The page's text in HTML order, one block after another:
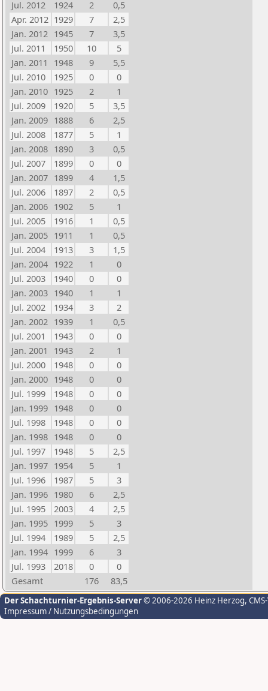
Jul. 2012
1924 2
0,5
Apr. 2012 1929 7
2,5
Jan. 2012 1945 7
3,5
Jul. 2011
1950 10
5
Jan. 2011
1948 9
5,5
Jul. 2010
1925 0
0
Jan. 2010 1925 2
1
Jul. 2009
1920 5
3,5
Jan. 2009 1888 6
2,5
Jul. 2008
1877 5
1
Jan. 2008 1890 3
0,5
Jul. 2007
1899 0
0
Jan. 2007 1899 4
1,5
Jul. 2006
1897 2
0,5
Jan. 2006 1902 5
1
Jul. 2005
1916 1
0,5
Jan. 2005 1911 1
0,5
Jul. 2004
1913 3
1,5
Jan. 2004 1922 1
0
Jul. 2003
1940 0
0
Jan. 2003 1940 1
1
Jul. 2002
1934 3
2
Jan. 2002 1939 1
0,5
Jul. 2001
1943 0
0
Jan. 2001
1943 2
1
Jul. 2000
1948 0
0
Jan. 2000 1948 0
0
Jul. 1999
1948 0
0
Jan. 1999 1948 0
0
Jul. 1998
1948 0
0
Jan. 1998 1948 0
0
Jul. 1997
1948 5
2,5
Jan. 1997 1954 5
1
Jul. 1996
1987 5
3
Jan. 1996 1980 6
2,5
Jul. 1995
2003 4
2,5
Jan. 1995 1999 5
3
Jul. 1994
1989 5
2,5
Jan. 1994 1999 6
3
Jul. 1993
2018 0
0
Gesamt
176 83,5
Der Schachturnier-Ergebnis-Server© 2006-2026 Heinz Herzog,
Impressum / Nutzungsbedingungen